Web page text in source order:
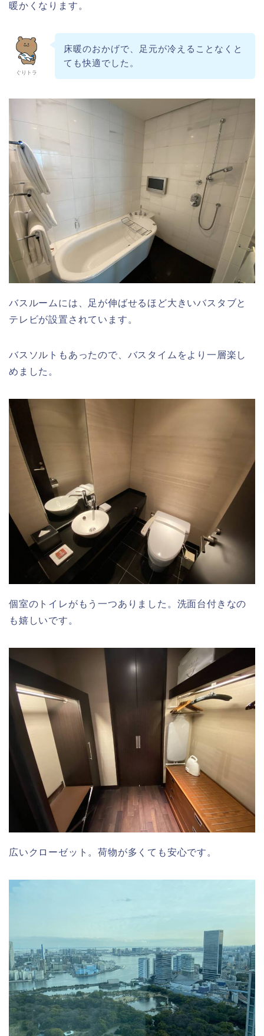
暖かくなります。
ぐりトラ
床暖のおかげで、足元が冷えることなくと
ても快適でした。
バスルームには、足が伸ばせるほど大きいバスタブと
テレビが設置されています。
バスソルトもあったので、バスタイムをより一層楽し
めました。
個室のトイレがもう一つありました。洗面台付きなの
も嬉しいです。
広いクローゼット。荷物が多くても安心です。